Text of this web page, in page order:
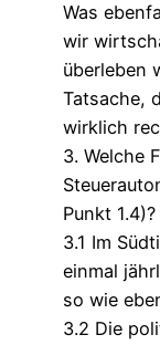
Was
wir
überleben
Tatsache,
wirklich
3. Welche
Punkt 1.4)?
3.1 Im
einmal
so wie
3.2 Die